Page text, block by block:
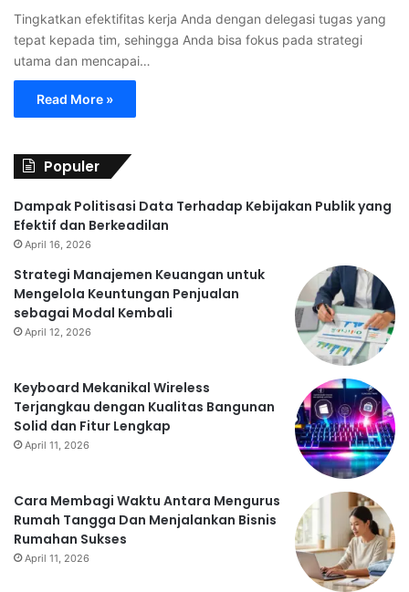
Tingkatkan efektifitas kerja Anda dengan delegasi tugas yang
tepat kepada tim, sehingga Anda bisa fokus pada strategi
utama dan mencapai…
Read More »
Populer
Dampak Politisasi Data Terhadap Kebijakan Publik yang
Efektif dan Berkeadilan
April 16, 2026
Strategi Manajemen Keuangan untuk
Mengelola Keuntungan Penjualan
sebagai Modal Kembali
April 12, 2026
Keyboard Mekanikal Wireless
Terjangkau dengan Kualitas Bangunan
Solid dan Fitur Lengkap
April 11, 2026
Cara Membagi Waktu Antara Mengurus
Rumah Tangga Dan Menjalankan Bisnis
Rumahan Sukses
April 11, 2026